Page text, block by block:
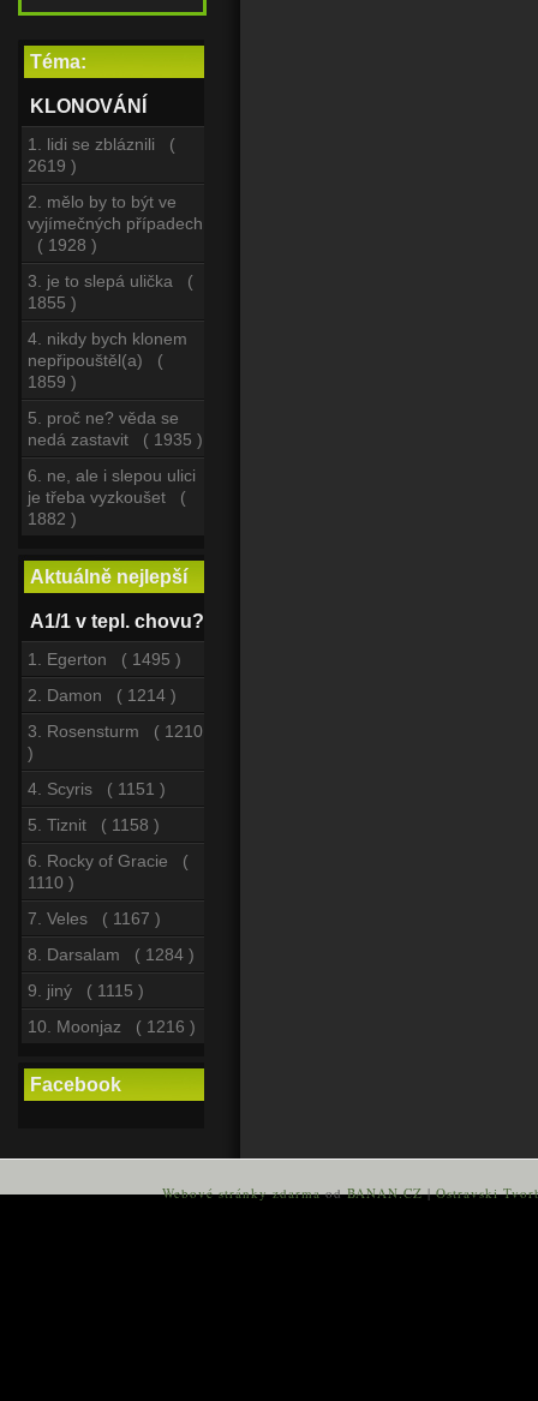
Téma:
KLONOVÁNÍ
1. lidi se zbláznili (
2619 )
2. mělo by to být ve
vyjímečných případech
( 1928 )
3. je to slepá ulička (
1855 )
4. nikdy bych klonem
nepřipouštěl(a) (
1859 )
5. proč ne? věda se
nedá zastavit ( 1935 )
6. ne, ale i slepou ulici
je třeba vyzkoušet (
1882 )
Aktuálně nejlepší
A1/1 v tepl. chovu?
1. Egerton ( 1495 )
2. Damon ( 1214 )
3. Rosensturm ( 1210
)
4. Scyris ( 1151 )
5. Tiznit ( 1158 )
6. Rocky of Gracie (
1110 )
7. Veles ( 1167 )
8. Darsalam ( 1284 )
9. jiný ( 1115 )
10. Moonjaz ( 1216 )
Facebook
Webové stránky zdarmaodBANAN.CZ|Ostravski